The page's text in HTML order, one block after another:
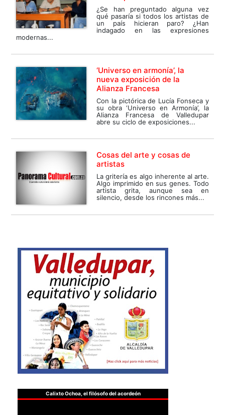
¿Se han preguntado alguna vez
qué pasaría si todos los artistas de
un país hicieran paro? ¿Han
indagado en las expresiones
modernas...
‘Universo en armonía’, la
nueva exposición de la
Alianza Francesa
Con la pictórica de Lucía Fonseca y
su obra ‘Universo en Armonía’, la
Alianza Francesa de Valledupar
abre su ciclo de exposiciones...
Cosas del arte y cosas de
artistas
La gritería es algo inherente al arte.
Algo imprimido en sus genes. Todo
artista grita, aunque sea en
silencio, desde los rincones más...
Calixto Ochoa, el filósofo del acordeón